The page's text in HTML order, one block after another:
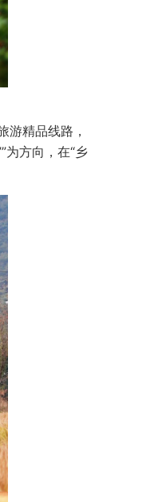
游精品线路，
为方向，在“乡